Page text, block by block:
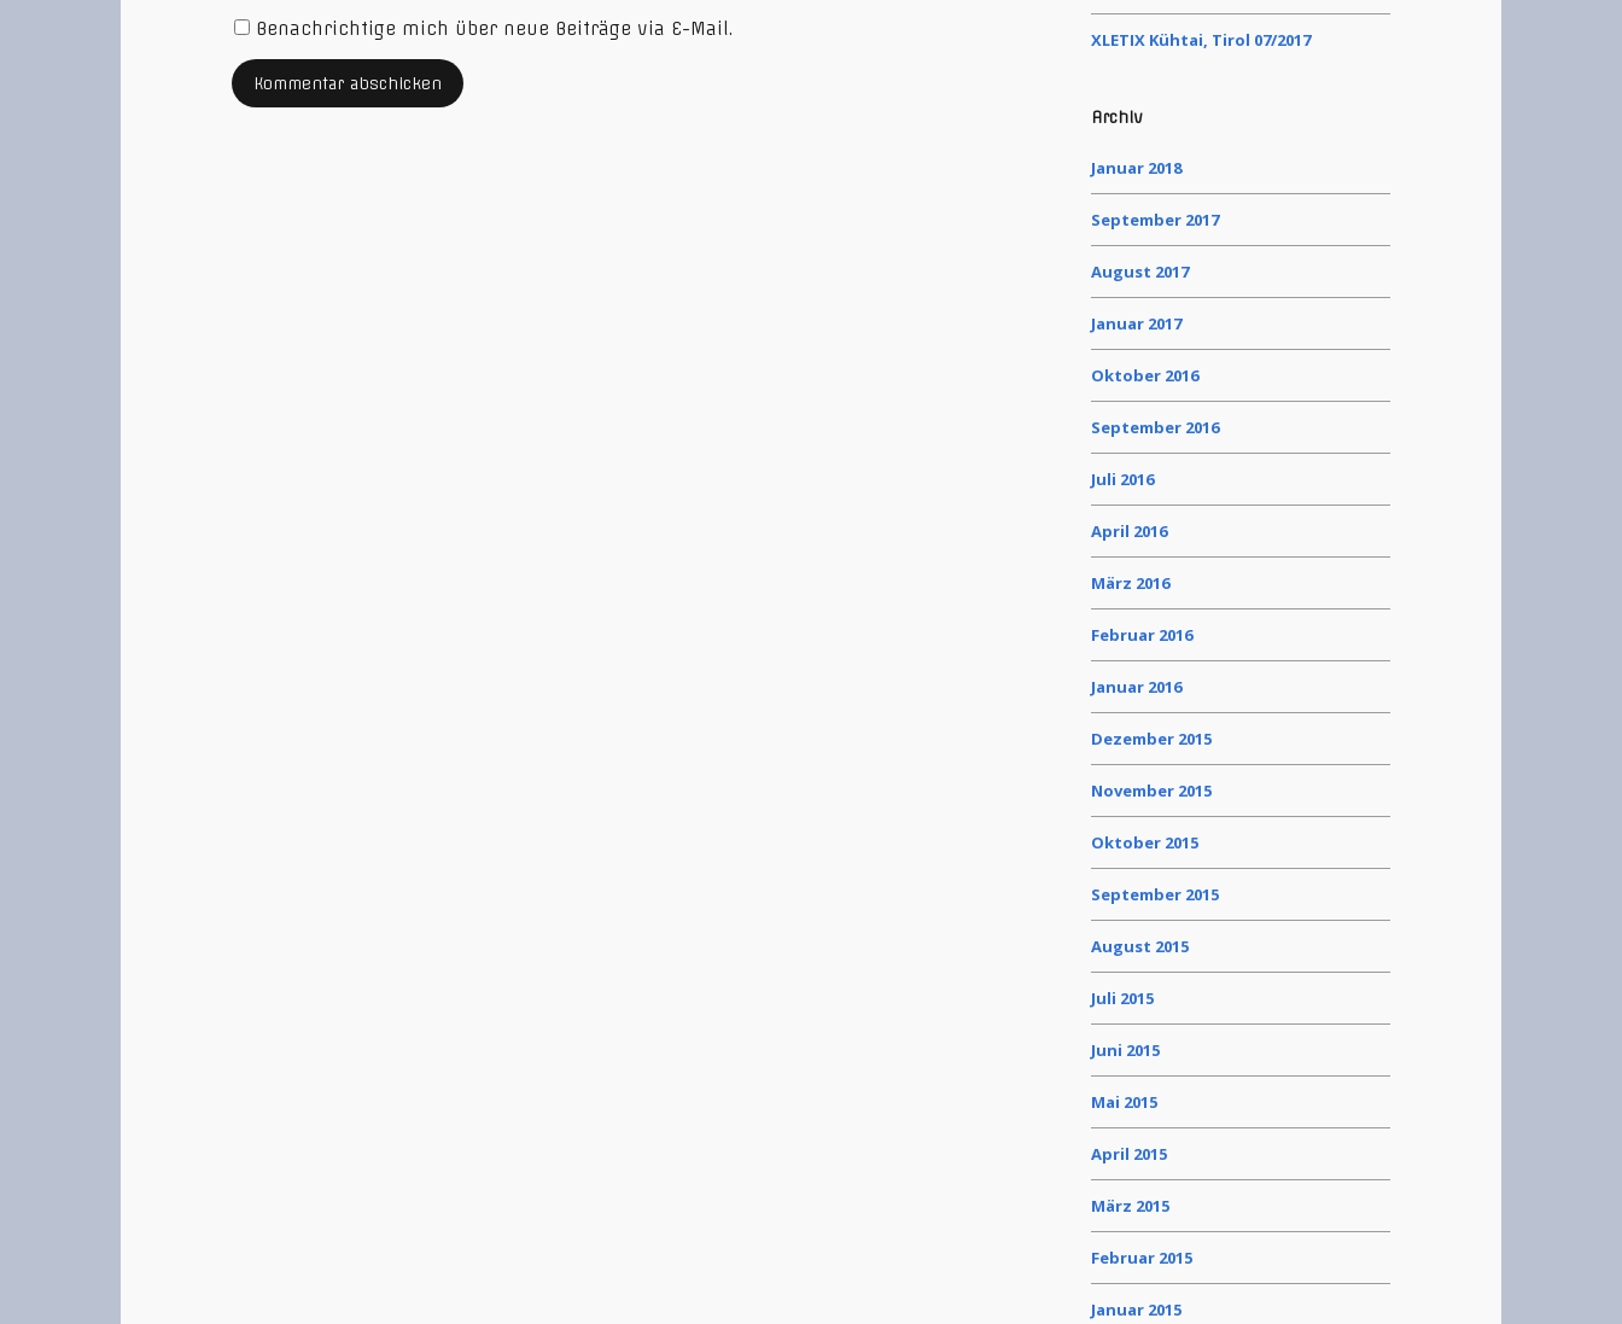
Benachrichtige mich über neue Beiträge via E-Mail.
XLETIX Kühtai, Tirol 07/2017
Archiv
Januar 2018
September 2017
August 2017
Januar 2017
Oktober 2016
September 2016
Juli 2016
April 2016
März 2016
Februar 2016
Januar 2016
Dezember 2015
November 2015
Oktober 2015
September 2015
August 2015
Juli 2015
Juni 2015
Mai 2015
April 2015
März 2015
Februar 2015
Januar 2015